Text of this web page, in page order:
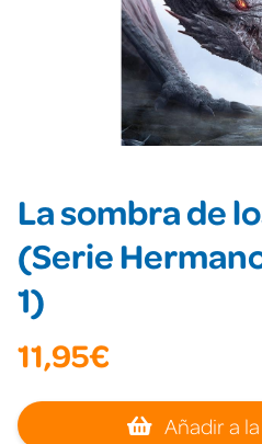
La sombra de
(Serie
1)
11,95€
Añadir a